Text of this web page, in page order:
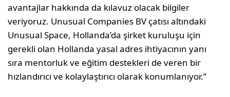
avantajlar hakkında da kılavuz olacak bilgiler
veriyoruz. Unusual Companies BV çatısı altındaki
Unusual Space, Hollanda’da şirket kuruluşu için
gerekli olan Hollanda yasal adres ihtiyacının yanı
sıra mentorluk ve eğitim destekleri de veren bir
hızlandırıcı ve kolaylaştırıcı olarak konumlanıyor.”